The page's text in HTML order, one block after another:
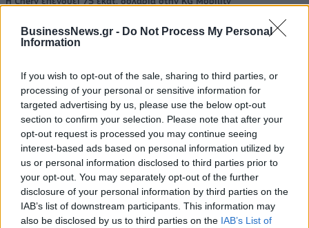
BusinessNews.gr - Do Not Process My Personal
Information
If you wish to opt-out of the sale, sharing to third parties, or
processing of your personal or sensitive information for
targeted advertising by us, please use the below opt-out
section to confirm your selection. Please note that after your
opt-out request is processed you may continue seeing
interest-based ads based on personal information utilized by
us or personal information disclosed to third parties prior to
your opt-out. You may separately opt-out of the further
disclosure of your personal information by third parties on the
IAB’s list of downstream participants. This information may
also be disclosed by us to third parties on the IAB’s List of
συνεργασίας τους μέχρι το
2028
18η συνεχόμενη χρονιά για τον ΟΤΕ στη διεθνή σειρά δεικτών
Alpha Bank: Για πρώτη φορά το Αρχαίο Θέατρο Επιδαύρου άνοιξε τις
πύλες του σε όλους